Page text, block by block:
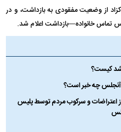
ساعت، علی پاکزاد از وضعیت مفقودی به بازداشت، و در
خانواده—بازداشت اعلام شد.
شد کیست؟
چه خبر است؟
اعتراضات و سرکوب مردم توسط پلیس